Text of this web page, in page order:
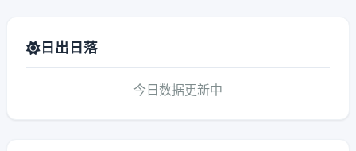
日出日落
今日数据更新中